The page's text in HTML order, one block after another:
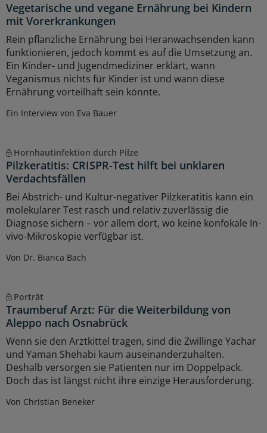
Vegetarische und vegane Ernährung bei Kindern
mit Vorerkrankungen
Rein pflanzliche Ernährung bei Heranwachsenden kann
funktionieren, jedoch kommt es auf die Umsetzung an.
Ein Kinder- und Jugendmediziner erklärt, wann
Veganismus nichts für Kinder ist und wann diese
Ernährung vorteilhaft sein könnte.
Ein Interview von Eva Bauer
Hornhautinfektion durch Pilze
Pilzkeratitis: CRISPR-Test hilft bei unklaren
Verdachtsfällen
Bei Abstrich- und Kultur-negativer Pilzkeratitis kann ein
molekularer Test rasch und relativ zuverlässig die
Diagnose sichern – vor allem dort, wo keine konfokale In-
vivo-Mikroskopie verfügbar ist.
Von Dr. Bianca Bach
Porträt
Traumberuf Arzt: Für die Weiterbildung von
Aleppo nach Osnabrück
Wenn sie den Arztkittel tragen, sind die Zwillinge Yachar
und Yaman Shehabi kaum auseinanderzuhalten.
Deshalb versorgen sie Patienten nur im Doppelpack.
Doch das ist längst nicht ihre einzige Herausforderung.
Von Christian Beneker